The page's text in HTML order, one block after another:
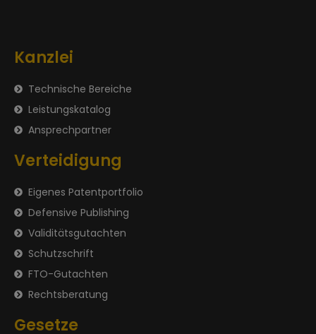
Kanzlei
Technische Bereiche
Leistungskatalog
Ansprechpartner
Verteidigung
Eigenes Patentportfolio
Defensive Publishing
Validitätsgutachten
Schutzschrift
FTO-Gutachten
Rechtsberatung
Gesetze